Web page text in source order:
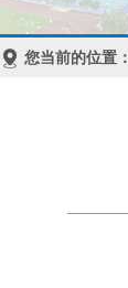
您当前的位置：